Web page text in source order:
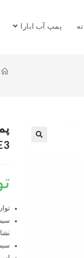
پمپ آب ابارا
توان 25 اسب /